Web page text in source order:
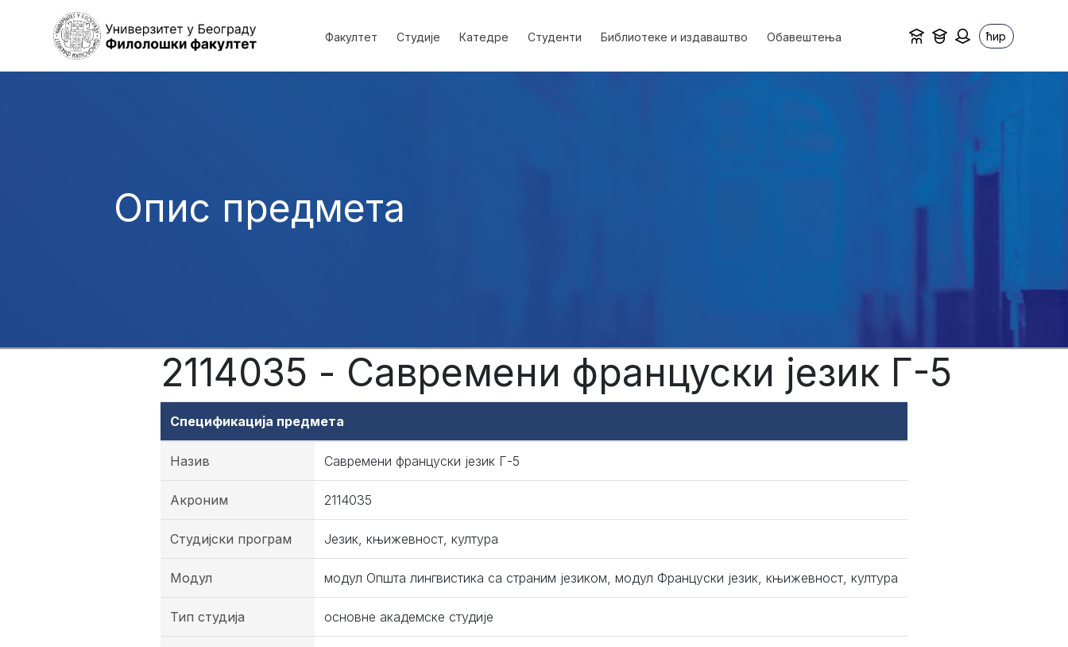
Факултет Студије Катедре Студенти Библиотеке и издаваштво Обавештења ћир
Опис предмета
2114035 - Савремени француски језик Г-5
Спецификација предмета
Назив Савремени француски језик Г-5
Акроним 2114035
Студијски програм Језик, књижевност, култура
Модул модул Општа лингвистика са страним језиком, модул Француски језик, књижевност, култура
Тип студија основне академске студије